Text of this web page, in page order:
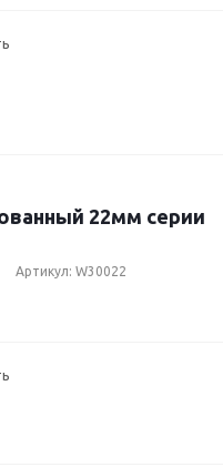
22мм серии
Артикул: W30022